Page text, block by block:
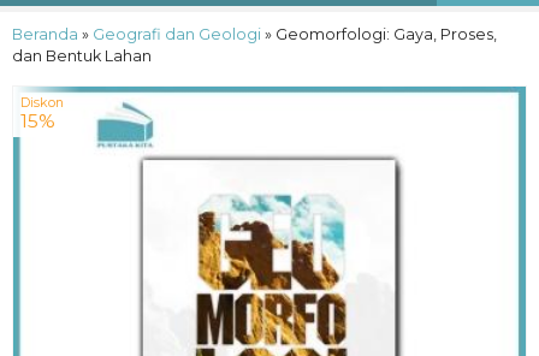
Beranda » Geografi dan Geologi » Geomorfologi: Gaya, Proses,
dan Bentuk Lahan
Diskon
15%